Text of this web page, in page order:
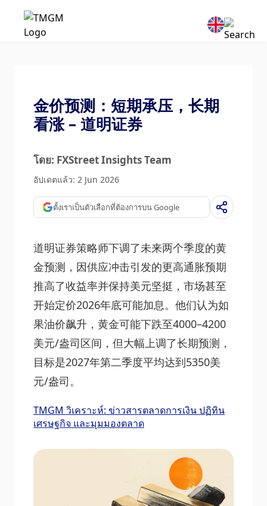
金价预测：短期承压，长期
看涨 – 道明证券
โดย: FXStreet Insights Team
อัปเดตแล้ว: 2 Jun 2026
ตั้งเราเป็นตัวเลือกที่ต้องการบน Google
道明证券策略师下调了未来两个季度的黄
金预测，因供应冲击引发的更高通胀预期
推高了收益率并保持美元坚挺，市场甚至
开始定价2026年底可能加息。他们认为如
果油价飙升，黄金可能下跌至4000–4200
美元/盎司区间，但大幅上调了长期预测，
目标是2027年第二季度平均达到5350美
元/盎司。
TMGM วิเคราะห์: ข่าวสารตลาดการเงิน ปฏิทิน
เศรษฐกิจ และมุมมองตลาด